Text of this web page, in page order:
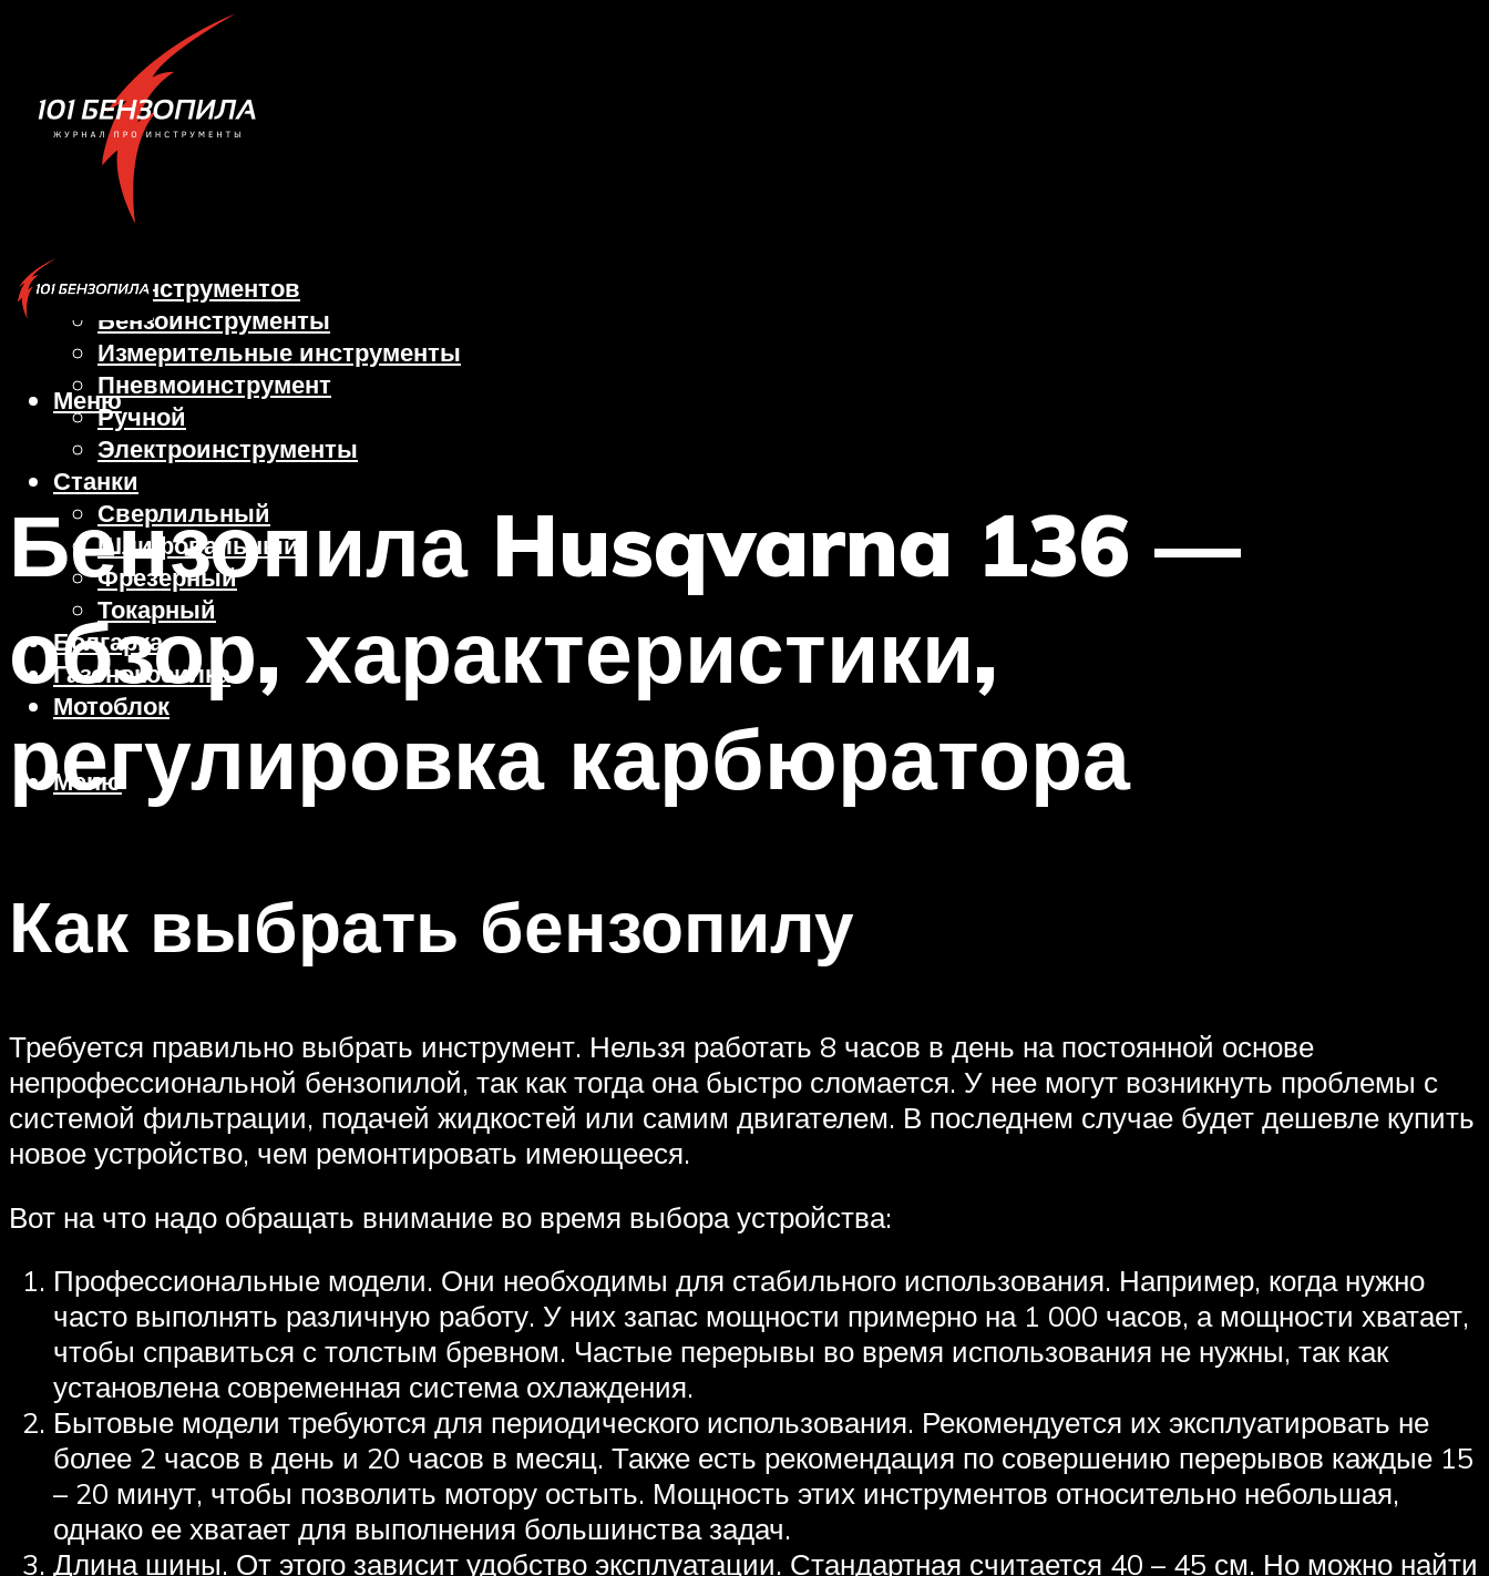
Виды инструментов
Бензоинструменты
Измерительные инструменты
Пневмоинструмент
Ручной
Электроинструменты
Станки
Сверлильный
Шлифовальный
Фрезерный
Токарный
Болгарка
Газонокосилка
Мотоблок
Меню
Меню
Бензопила Husqvarna 136 —
обзор, характеристики,
регулировка карбюратора
Как выбрать бензопилу
Требуется правильно выбрать инструмент. Нельзя работать 8 часов в день на постоянной основе
непрофессиональной бензопилой, так как тогда она быстро сломается. У нее могут возникнуть проблемы с
системой фильтрации, подачей жидкостей или самим двигателем. В последнем случае будет дешевле купить
новое устройство, чем ремонтировать имеющееся.
Вот на что надо обращать внимание во время выбора устройства:
Профессиональные модели. Они необходимы для стабильного использования. Например, когда нужно
часто выполнять различную работу. У них запас мощности примерно на 1 000 часов, а мощности хватает,
чтобы справиться с толстым бревном. Частые перерывы во время использования не нужны, так как
установлена современная система охлаждения.
Бытовые модели требуются для периодического использования. Рекомендуется их эксплуатировать не
более 2 часов в день и 20 часов в месяц. Также есть рекомендация по совершению перерывов каждые 15
– 20 минут, чтобы позволить мотору остыть. Мощность этих инструментов относительно небольшая,
однако ее хватает для выполнения большинства задач.
Длина шины. От этого зависит удобство эксплуатации. Стандартная считается 40 – 45 см. Но можно найти